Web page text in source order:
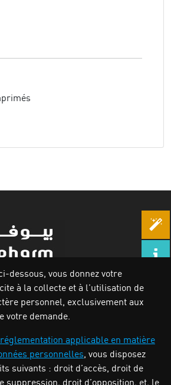
Smar,Lot N`62, Voie n36, Alger.
dessous, vous donnez votre
à la collecte et à l’utilisation de
personnel, exclusivement aux
votre demande.
applicable en matière
personnelles, vous disposez
suivants : droit d’accès, droit de
suppression, droit d’opposition, et, le